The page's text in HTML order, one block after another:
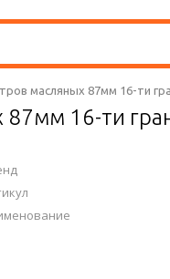
масляных 87мм 16-ти
16-ти